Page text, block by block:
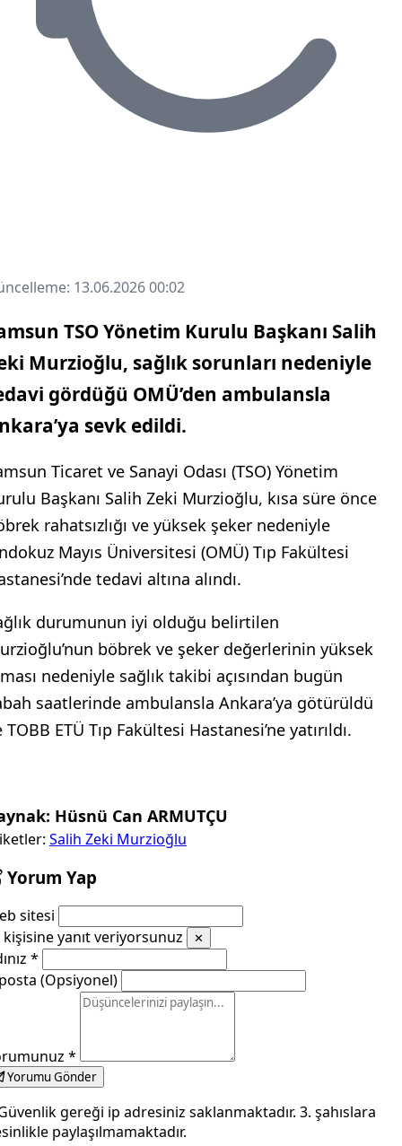
13.06.2026 00:02
TSO Yönetim Kurulu Başkanı Salih
Murzioğlu, sağlık sorunları nedeniyle
gördüğü OMÜ’den ambulansla
sevk edildi.
Ticaret ve Sanayi Odası (TSO) Yönetim
Başkanı Salih Zeki Murzioğlu, kısa süre önce
rahatsızlığı ve yüksek şeker nedeniyle
Mayıs Üniversitesi (OMÜ) Tıp Fakültesi
tedavi altına alındı.
durumunun iyi olduğu belirtilen
böbrek ve şeker değerlerinin yüksek
nedeniyle sağlık takibi açısından bugün
saatlerinde ambulansla Ankara’ya götürüldü
TOBB ETÜ Tıp Fakültesi Hastanesi’ne yatırıldı.
Hüsnü Can ARMUTÇU
Salih Zeki Murzioğlu
Yorum Yap
sitesi
kişisine yanıt veriyorsunuz
✕
*
(Opsiyonel)
*
Yorumu Gönder
gereği ip adresiniz saklanmaktadır. 3. şahıslara
paylaşılmamaktadır.